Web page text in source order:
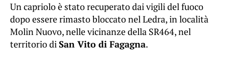
Un capriolo è stato recuperato dai vigili del fuoco
dopo essere rimasto bloccato nel Ledra, in località
Molin Nuovo, nelle vicinanze della SR464, nel
territorio diSan Vito di Fagagna.